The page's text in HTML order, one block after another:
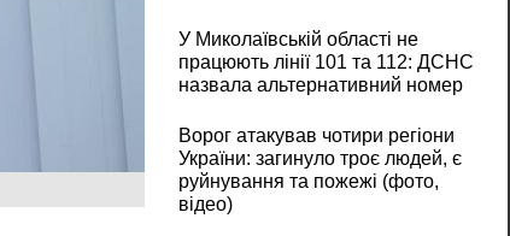
У Миколаївській області не
працюють лінії 101 та 112: ДСНС
назвала альтернативний номер
Ворог атакував чотири регіони
України: загинуло троє людей, є
руйнування та пожежі (фото,
відео)